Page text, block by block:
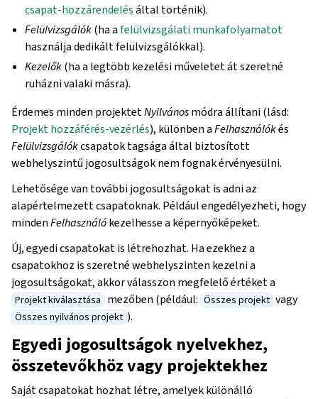
csapat-hozzárendelésáltal történik).
Felülvizsgálók(ha a felülvizsgálati munkafolyamatot
használja dedikált felülvizsgálókkal).
Kezelők(ha a legtöbb kezelési műveletet át szeretné
ruházni valaki másra).
Érdemes minden projektetNyilvánosmódra állítani (lásd:
Projekt hozzáférés-vezérlés), különben aFelhasználókés
Felülvizsgálókcsapatok tagsága által biztosított
webhelyszintű jogosultságok nem fognak érvényesülni.
Lehetősége van további jogosultságokat is adni az
alapértelmezett csapatoknak. Például engedélyezheti, hogy
mindenFelhasználókezelhesse a képernyőképeket.
Új, egyedi csapatokat is létrehozhat. Ha ezekhez a
csapatokhoz is szeretné webhelyszinten kezelni a
jogosultságokat, akkor válasszon megfelelő értéket a
Projekt kiválasztása mezőben (például: Összes projekt vagy
Összes nyilvános projekt ).
Egyedi jogosultságok nyelvekhez,
összetevőkhöz vagy projektekhez
Saját csapatokat hozhat létre, amelyek különálló